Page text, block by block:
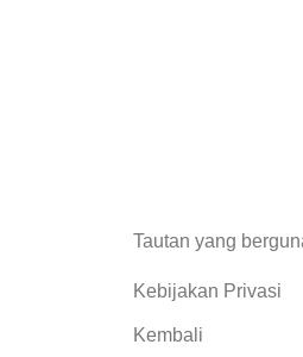
Tautan yang
Kebijakan Privasi
Kembali